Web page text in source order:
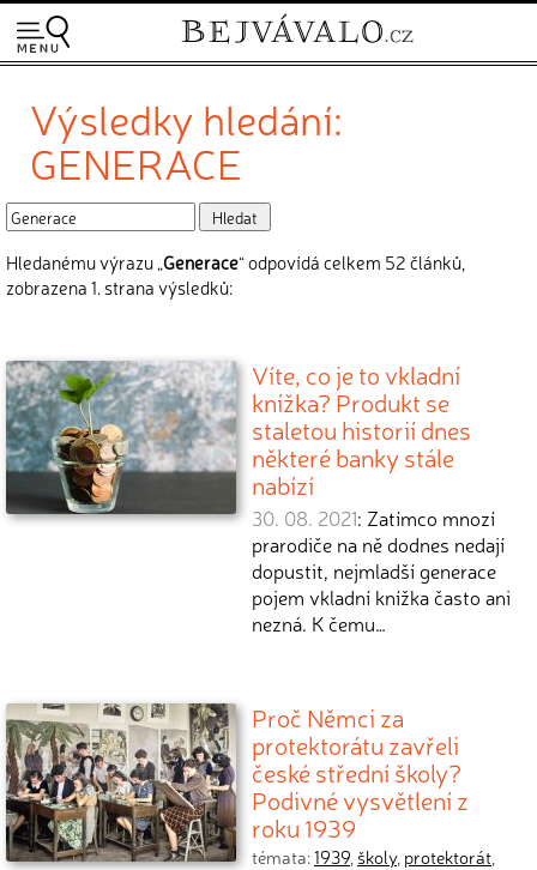
Výsledky hledání:
GENERACE
Hledanému výrazu „Generace“ odpovídá celkem 52 článků,
zobrazena 1. strana výsledků:
Víte, co je to vkladní
knížka? Produkt se
staletou historií dnes
některé banky stále
nabízí
30. 08. 2021: Zatímco mnozí
prarodiče na ně dodnes nedají
dopustit, nejmladší generace
pojem vkladní knížka často ani
nezná. K čemu…
Proč Němci za
protektorátu zavřeli
české střední školy?
Podivné vysvětlení z
roku 1939
témata:1939, školy, protektorát,